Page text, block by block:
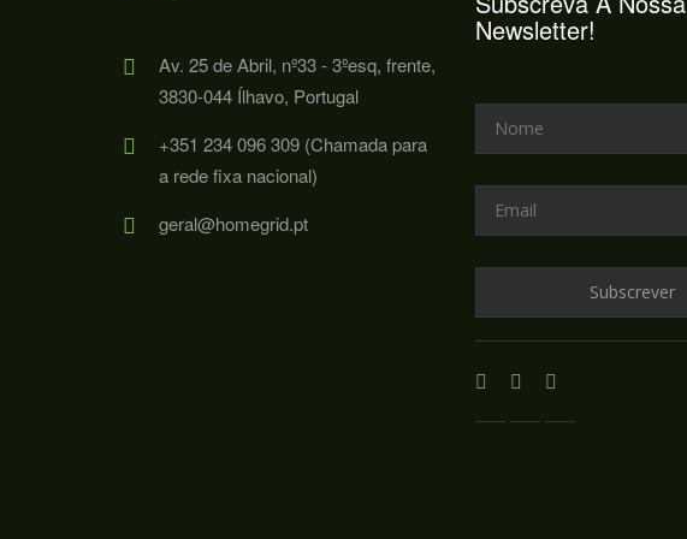
Av. 25 de Abril, nº33 - 3ºesq, frente,
3830-044 Ílhavo, Portugal
+351 234 096 309 (Chamada para
a rede fixa nacional)
geral@homegrid.pt
Newsletter!